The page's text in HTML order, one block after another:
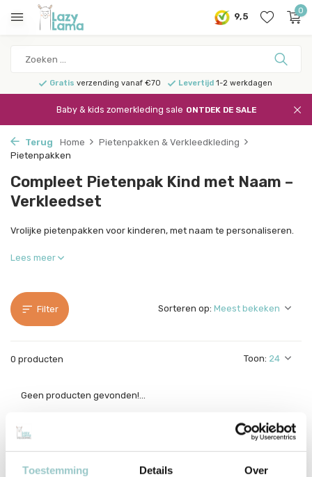
Toestemming Details Over
9,5
0
Gratis verzending vanaf €70 Levertijd1-2 werkdagen
Baby & kids zomerkleding sale ONTDEK DE SALE
Terug Home
Pietenpakken & Verkleedkleding
Pietenpakken
Compleet Pietenpak Kind met Naam –
Verkleedset
Vrolijke pietenpakken voor kinderen, met naam te personaliseren.
Lees meer
Filter
0 producten Toon:
Sorteren op:
Geen producten gevonden!...
Overige categorieën in Pietenpakken & Verkleedkleding